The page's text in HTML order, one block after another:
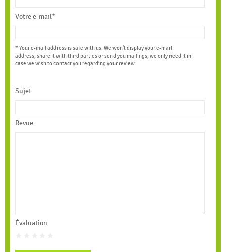
Votre e-mail*
* Your e-mail address is safe with us. We won't display your e-mail
address, share it with third parties or send you mailings, we only need it in
case we wish to contact you regarding your review.
Sujet
Revue
Évaluation